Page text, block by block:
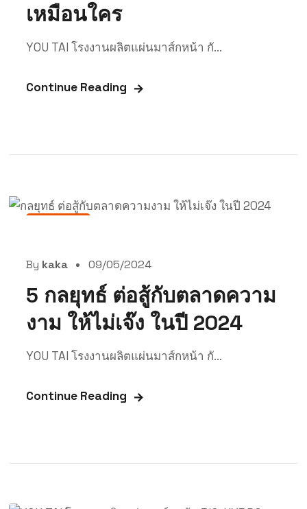
เหมือนใคร
YOU TAI โรงงานผลิตแผ่นมาส์กหน้า กั...
Continue Reading
By kaka 09/05/2024
5 กลยุทธ์ ต่อสู้กับตลาดความ
งาม ให้ไม่เจ๊ง ในปี 2024
YOU TAI โรงงานผลิตแผ่นมาส์กหน้า กั...
Continue Reading